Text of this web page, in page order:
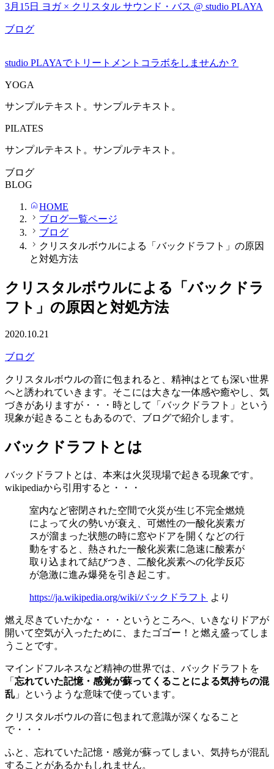
3月15日 ヨガ × クリスタル サウンド・バス @ studio PLAYA
ブログ
studio PLAYAでトリートメントコラボをしませんか？
YOGA
サンプルテキスト。サンプルテキスト。
PILATES
サンプルテキスト。サンプルテキスト。
ブログ
BLOG
HOME
ブログ一覧ページ
ブログ
クリスタルボウルによる「バックドラフト」の原因
と対処方法
クリスタルボウルによる「バックドラ
フト」の原因と対処方法
2020.10.21
ブログ
クリスタルボウルの音に包まれると、精神はとても深い世界
へと誘われていきます。そこには大きな一体感や癒やし、気
づきがありますが・・・時として「バックドラフト」という
現象が起きることもあるので、ブログで紹介します。
バックドラフトとは
バックドラフトとは、本来は火災現場で起きる現象です。
wikipediaから引用すると・・・
室内など密閉された空間で火災が生じ不完全燃焼
によって火の勢いが衰え、可燃性の一酸化炭素ガ
スが溜まった状態の時に窓やドアを開くなどの行
動をすると、熱された一酸化炭素に急速に酸素が
取り込まれて結びつき、二酸化炭素への化学反応
が急激に進み爆発を引き起こす。
https://ja.wikipedia.org/wiki/バックドラフト より
燃え尽きていたかな・・・というところへ、いきなりドアが
開いて空気が入ったために、またゴゴー！と燃え盛ってしま
うことです。
マインドフルネスなど精神の世界では、バックドラフトを
「 忘れていた記憶・感覚が蘇ってくることによる気持ちの混
乱 」というような意味で使っています。
クリスタルボウルの音に包まれて意識が深くなること
で・・・
ふと、忘れていた記憶・感覚が蘇ってしまい、気持ちが混乱
することがあるかもしれません。